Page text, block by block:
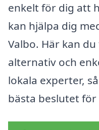
enkelt för dig att
kan hjälpa dig
Valbo. Här kan
alternativ och
lokala experter,
bästa beslutet